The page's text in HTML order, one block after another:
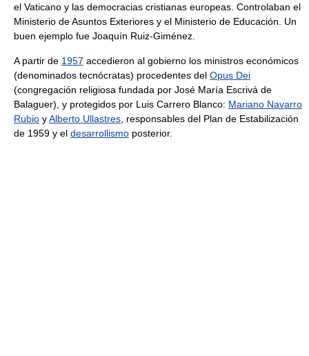
el Vaticano y las democracias cristianas europeas. Controlaban el
Ministerio de Asuntos Exteriores y el Ministerio de Educación. Un
buen ejemplo fue Joaquín Ruiz-Giménez.
A partir de 1957 accedieron al gobierno los ministros económicos
(denominados tecnócratas) procedentes del Opus Dei
(congregación religiosa fundada por José María Escrivá de
Balaguer), y protegidos por Luis Carrero Blanco: Mariano Navarro
Rubio yAlberto Ullastres , responsables del Plan de Estabilización
de 1959 y el desarrollismo posterior.